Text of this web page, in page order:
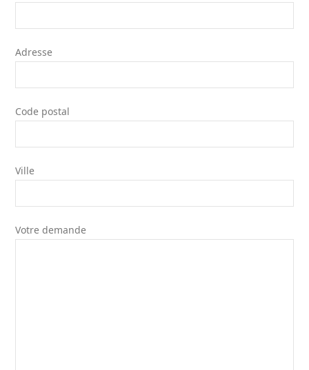
Adresse
Code postal
Ville
Votre demande